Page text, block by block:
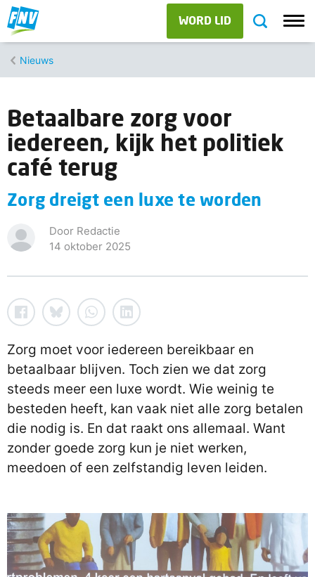
WORD LID
Nieuws
Betaalbare zorg voor
iedereen, kijk het politiek
café terug
Zorg dreigt een luxe te worden
Door Redactie
14 oktober 2025
Zorg moet voor iedereen bereikbaar en
betaalbaar blijven. Toch zien we dat zorg
steeds meer een luxe wordt. Wie weinig te
besteden heeft, kan vaak niet alle zorg betalen
die nodig is. En dat raakt ons allemaal. Want
zonder goede zorg kun je niet werken,
meedoen of een zelfstandig leven leiden.